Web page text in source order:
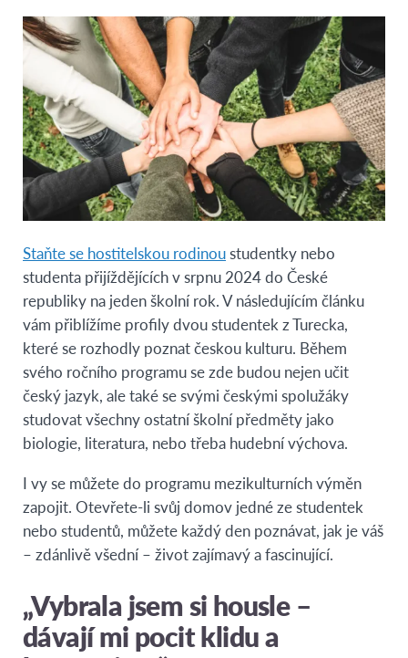
Staňte se hostitelskou rodinoustudentky nebo
studenta přijíždějících v srpnu 2024 do České
republiky na jeden školní rok. V následujícím článku
vám přiblížíme profily dvou studentek z Turecka,
které se rozhodly poznat českou kulturu. Během
svého ročního programu se zde budou nejen učit
český jazyk, ale také se svými českými spolužáky
studovat všechny ostatní školní předměty jako
biologie, literatura, nebo třeba hudební výchova.
I vy se můžete do programu mezikulturních výměn
zapojit. Otevřete-li svůj domov jedné ze studentek
nebo studentů, můžete každý den poznávat, jak je váš
– zdánlivě všední – život zajímavý a fascinující.
„Vybrala jsem si housle –
dávají mi pocit klidu a